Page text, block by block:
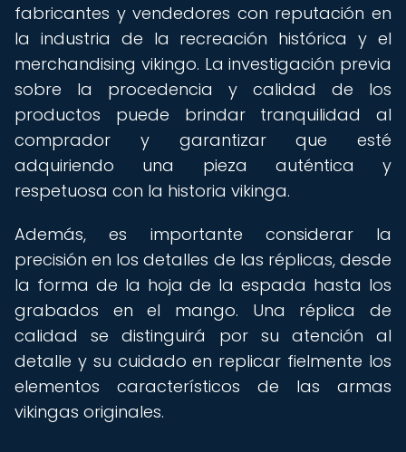
fabricantes y vendedores con reputación en
la industria de la recreación histórica y el
merchandising vikingo. La investigación previa
sobre la procedencia y calidad de los
productos puede brindar tranquilidad al
comprador y garantizar que esté
adquiriendo una pieza auténtica y
respetuosa con la historia vikinga.
Además, es importante considerar la
precisión en los detalles de las réplicas, desde
la forma de la hoja de la espada hasta los
grabados en el mango. Una réplica de
calidad se distinguirá por su atención al
detalle y su cuidado en replicar fielmente los
elementos característicos de las armas
vikingas originales.